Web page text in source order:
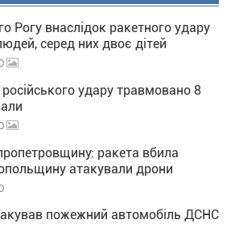
Рогу внаслідок ракетного удару
серед них двоє дітей
удару травмовано 8
ракета вбила
атакували дрони
пожежний автомобіль ДСНС